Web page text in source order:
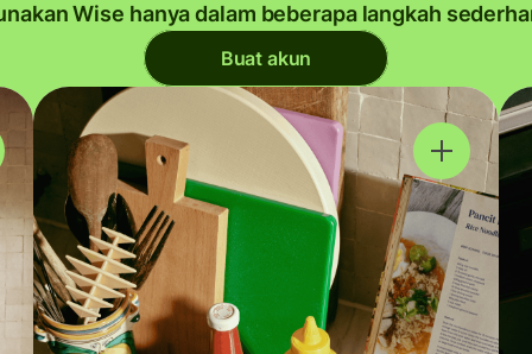
Wise hanya dalam beberapa langkah
Buat akun